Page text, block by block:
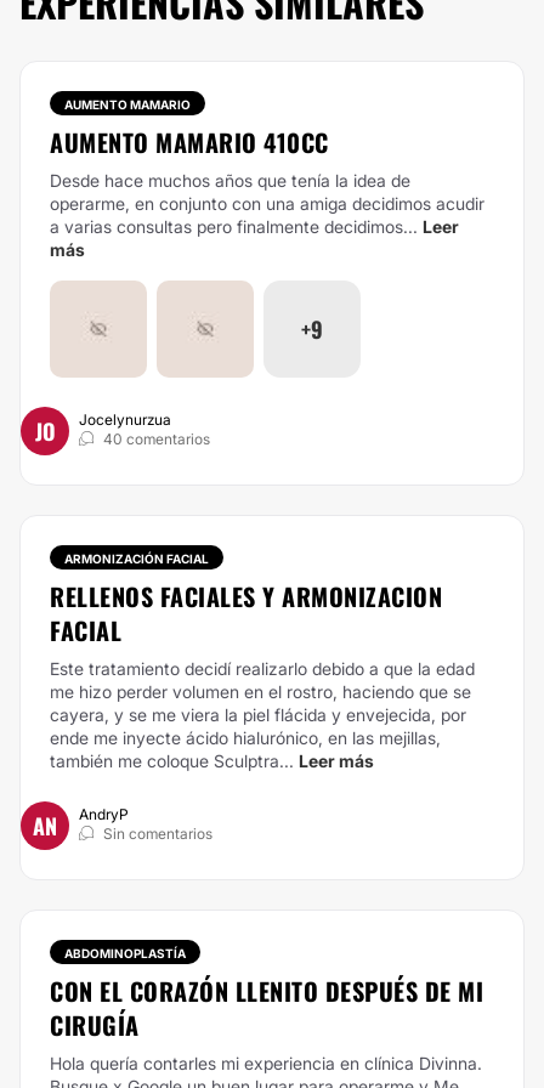
AUMENTO MAMARIO
AUMENTO MAMARIO 410CC
Desde hace muchos años que tenía la idea de
operarme, en conjunto con una amiga decidimos acudir
a varias consultas pero finalmente decidimos... Leer
más
+9
JO
Jocelynurzua
40 comentarios
ARMONIZACIÓN FACIAL
RELLENOS FACIALES Y ARMONIZACION
FACIAL
Este tratamiento decidí realizarlo debido a que la edad
me hizo perder volumen en el rostro, haciendo que se
cayera, y se me viera la piel flácida y envejecida, por
ende me inyecte ácido hialurónico, en las mejillas,
también me coloque Sculptra... Leer más
AN
AndryP
Sin comentarios
ABDOMINOPLASTÍA
CON EL CORAZÓN LLENITO DESPUÉS DE MI
CIRUGÍA
Hola quería contarles mi experiencia en clínica Divinna.